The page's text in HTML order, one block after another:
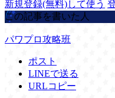
新規登録(無料)して使う
この記事を書いた人
パワプロ攻略班
ポスト
LINEで送る
URLコピー